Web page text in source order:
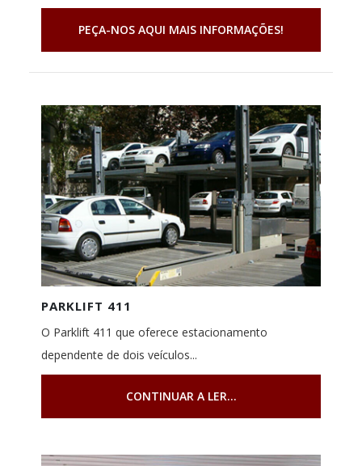
PEÇA-NOS AQUI MAIS INFORMAÇÕES!
PARKLIFT 411
O Parklift 411 que oferece estacionamento
dependente de dois veículos...
CONTINUAR A LER...